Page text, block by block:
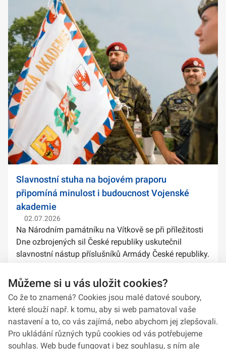
Slavnostní stuha na bojovém praporu
připomíná minulost i budoucnost Vojenské
akademie
02.07.2026
Na Národním památníku na Vítkově se při příležitosti
Dne ozbrojených sil České republiky uskutečnil
slavnostní nástup příslušníků Armády České republiky.
stuh na bojové prapory vybranýc...
Můžeme si u vás uložit cookies?
Co že to znamená? Cookies jsou malé datové soubory,
které slouží např. k tomu, aby si web pamatoval vaše
nastavení a to, co vás zajímá, nebo abychom jej zlepšovali.
Pro ukládání různých typů cookies od vás potřebujeme
souhlas. Web bude fungovat i bez souhlasu, s ním ale